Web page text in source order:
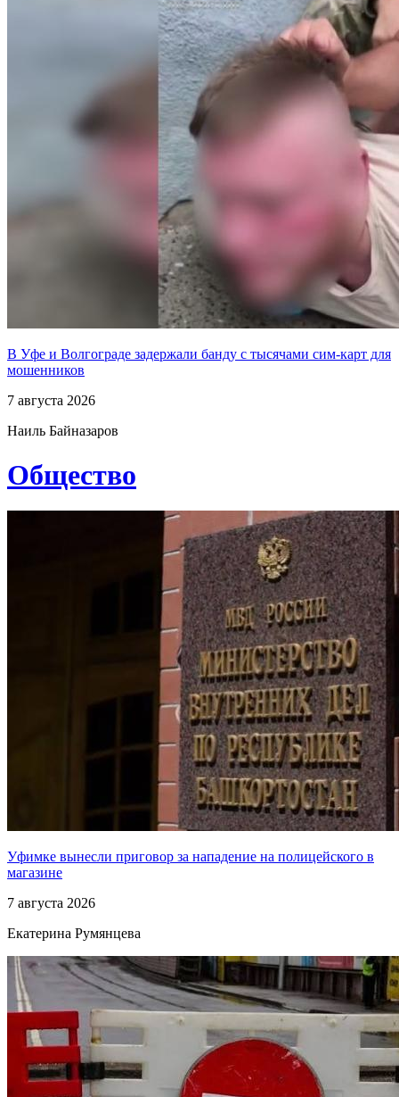
В Уфе и Волгограде задержали банду с тысячами сим-карт для
мошенников
7 августа 2026
Наиль Байназаров
Общество
Уфимке вынесли приговор за нападение на полицейского в
магазине
7 августа 2026
Екатерина Румянцева